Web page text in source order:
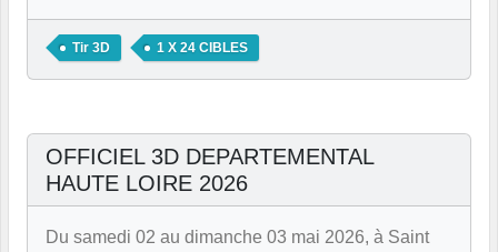
Tir 3D 1 X 24 CIBLES
OFFICIEL 3D DEPARTEMENTAL
HAUTE LOIRE 2026
Du samedi 02 au dimanche 03 mai 2026, à Saint